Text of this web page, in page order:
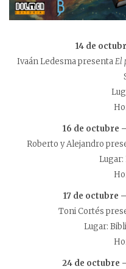
14 de
Ivaán Ledesma presentaEl
16 de octubre
Roberto y Alejandro
Lugar:
17 de octubre
Toni Cortés
Lugar:
24 de octubre